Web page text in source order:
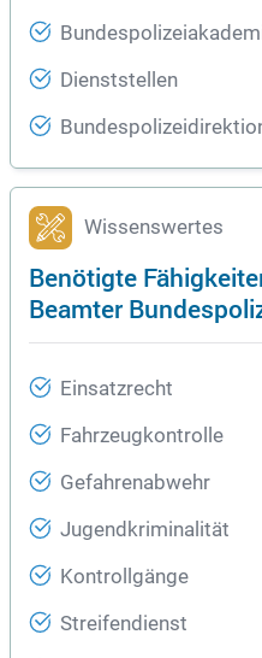
Dienststellen
Wissenswertes
Benötigte
Beamter
Einsatzrecht
Fahrzeugkontrolle
Gefahrenabwehr
Jugendkriminalität
Kontrollgänge
Streifendienst